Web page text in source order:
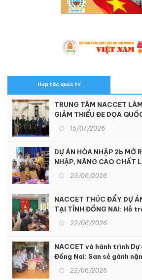
Hợp tác quốc tế
TRUNG TÂM NACCET
GIẢM THIỂU ĐE DỌA
15/07/2026
DỰ ÁN HÒA NHẬP 2b MỞ
NHẬP, NÂNG CAO CHẤT
NGƯỜI KHUYẾT TẬT TẠI
23/06/2026
NACCET THÚC ĐẨY DỰ
TẠI TỈNH ĐỒNG NAI: Hỗ
cao dịch vụ phục hồi
người khuyết tật và nạn
22/06/2026
NACCET và hành trình
Đồng Nai: San sẻ gánh
dịu nỗi đau da cam
22/06/2026